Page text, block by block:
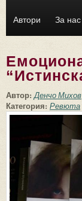
Автори За нас
Автор:Денчо Михов
Категория: Ревюта